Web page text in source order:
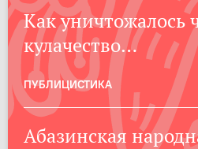
Как уничтожалось
кулачество…
ПУБЛИЦИСТИКА
Абазинская